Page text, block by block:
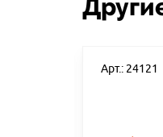
Арт.: 24121